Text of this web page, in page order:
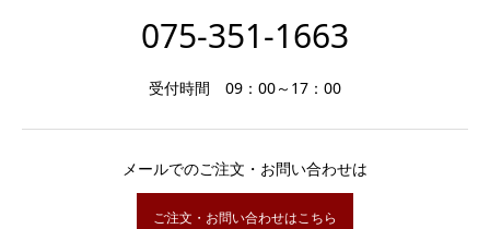
075-351-1663
受付時間 09：00～17：00
メールでのご注文・お問い合わせは
ご注文・お問い合わせはこちら